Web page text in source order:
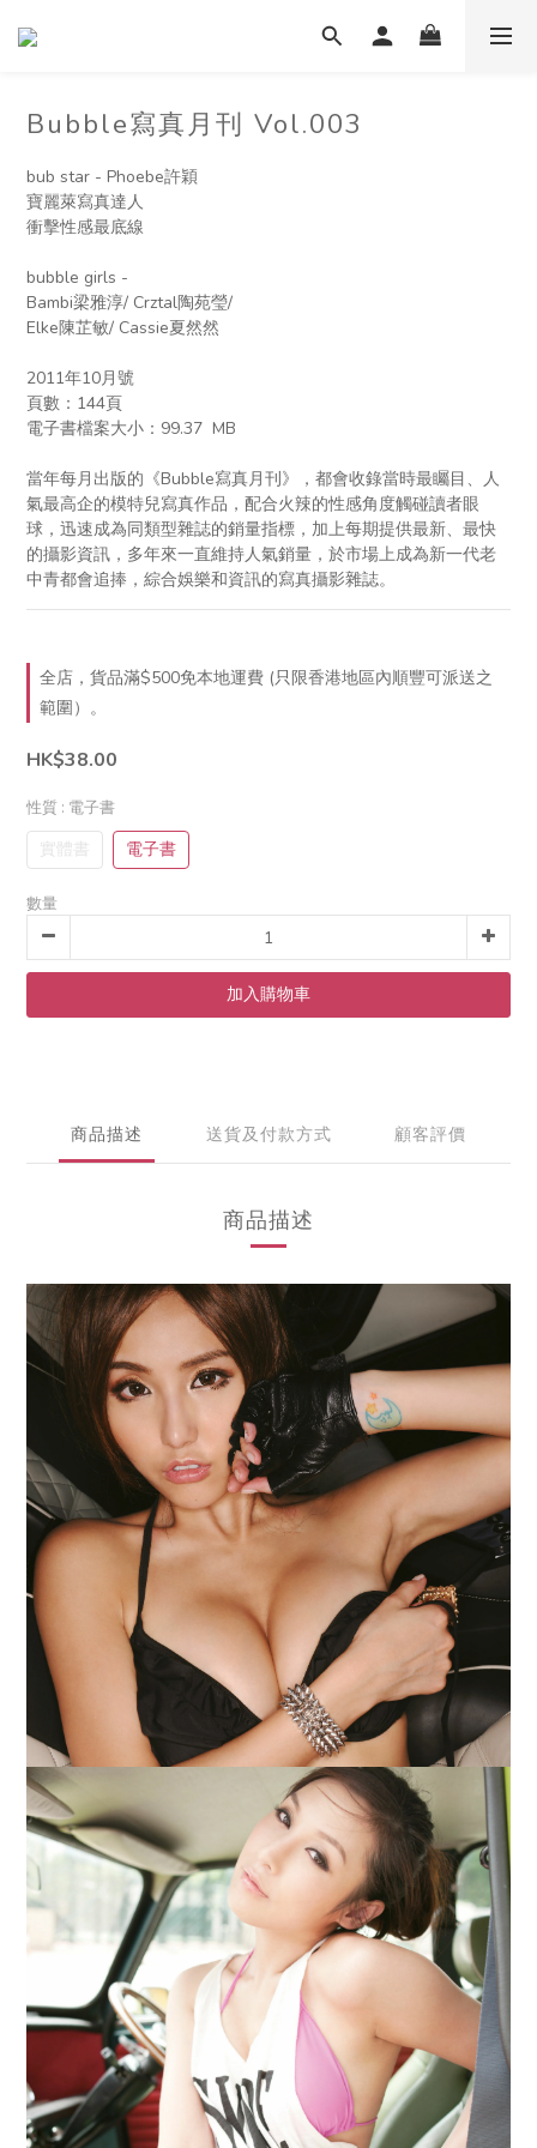
Bubble寫真月刊 Vol.003
bub star - Phoebe許穎
寶麗萊寫真達人
衝擊性感最底線
bubble girls -
Bambi梁雅淳/ Crztal陶苑瑩/
Elke陳芷敏/ Cassie夏然然
2011年10月號
頁數：144頁
電子書檔案大小：︁99.37  MB
當年每月出版的《Bubble寫真月刊》，都會收錄當時最矚目、人
氣最高企的模特兒寫真作品，配合火辣的性感角度觸碰讀者眼
球，迅速成為同類型雜誌的銷量指標，加上每期提供最新、最快
的攝影資訊，多年來一直維持人氣銷量，於市場上成為新一代老
中青都會追捧，綜合娛樂和資訊的寫真攝影雜誌。
全店，貨品滿$500免本地運費 (只限香港地區內順豐可派送之
範圍）。
HK$38.00
性質 : 電子書
實體書 電子書
數量
加入購物車
商品描述 送貨及付款方式 顧客評價
商品描述